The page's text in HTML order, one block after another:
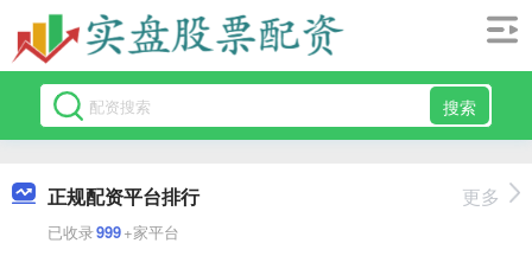
搜索
正规配资平台排行
已收录999+家平台
更多